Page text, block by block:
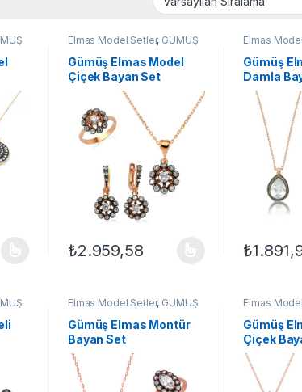
sayfasından seçilebilir
varyasyonu var. Seçenekler ürün sayfasından seçilebilir
Elmas Model Setler, GÜMÜŞ
,Set
Gümüş Elmas Model
Çiçek Bayan Set
₺2.959,58
Bu ürünün birden fazla varyasyonu var.
Elmas
Gümüş
Damla
₺
Bu
Elmas Model Setler, GÜMÜŞ
,Set
Gümüş Elmas Montür
Bayan Set
Elmas
Gümüş
Çiçek